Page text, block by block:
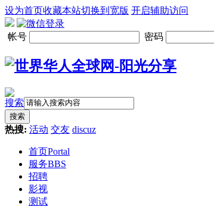
设为首页收藏本站切换到宽版 开启辅助访问
帐号 密码
搜索
搜索
热搜: 活动 交友 discuz
首页Portal
服务BBS
招聘
影视
测试